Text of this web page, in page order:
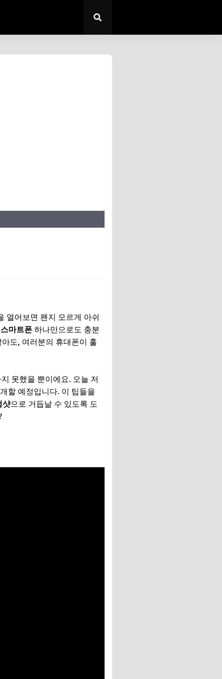
열어보면 왠지 모르게 아쉬
마트폰 하나만으로도 충분
도, 여러분의 휴대폰이 훌
못했을 뿐이에요. 오늘 저
할 예정입니다. 이 팁들을
샷으로 거듭날 수 있도록 도